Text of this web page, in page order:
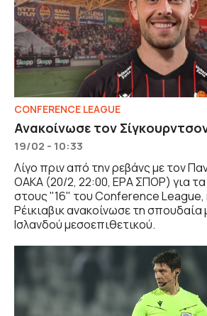
CONFERENCE LEAGUE
Ανακοίνωσε τον
19/02 - 10:33
Λίγο πριν από την ρεβάνς με τον
ΟΑΚΑ (20/2, 22:00, ΕΡΑ ΣΠΟΡ) για
στους "16" του Conference League,
Ρέικιαβικ ανακοίνωσε τη
Ισλανδού μεσοεπιθετικού.